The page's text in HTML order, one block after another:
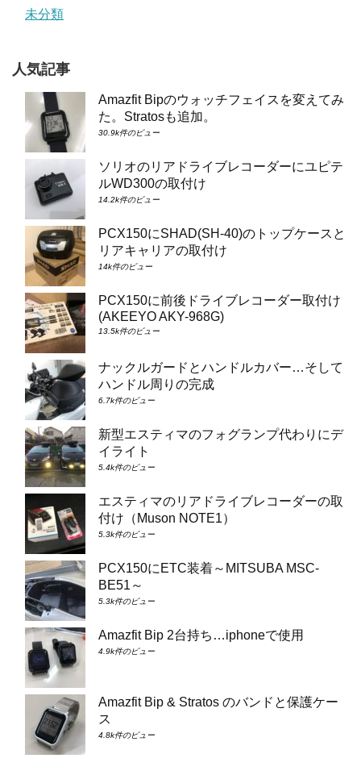
未分類
人気記事
Amazfit Bipのウォッチフェイスを変えてみ
た。Stratosも追加。
30.9k件のビュー
ソリオのリアドライブレコーダーにユピテ
ルWD300の取付け
14.2k件のビュー
PCX150にSHAD(SH-40)のトップケースと
リアキャリアの取付け
14k件のビュー
PCX150に前後ドライブレコーダー取付け
(AKEEYO AKY-968G)
13.5k件のビュー
ナックルガードとハンドルカバー…そして
ハンドル周りの完成
6.7k件のビュー
新型エスティマのフォグランプ代わりにデ
イライト
5.4k件のビュー
エスティマのリアドライブレコーダーの取
付け（Muson NOTE1）
5.3k件のビュー
PCX150にETC装着～MITSUBA MSC-
BE51～
5.3k件のビュー
Amazfit Bip 2台持ち…iphoneで使用
4.9k件のビュー
Amazfit Bip & Stratos のバンドと保護ケー
ス
4.8k件のビュー